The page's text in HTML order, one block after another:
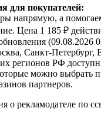
для покупателей:
напрямую, а
Цена 1 185 ₽
(09.08.2026
Санкт-Петербург,
регионов РФ
можно выбрать
партнеров.
о рекламодателе по